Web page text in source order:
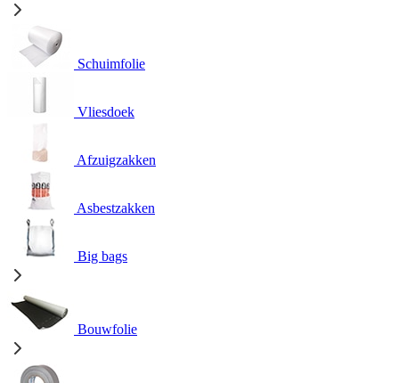
Schuimfolie
Vliesdoek
Afzuigzakken
Asbestzakken
Big bags
Bouwfolie